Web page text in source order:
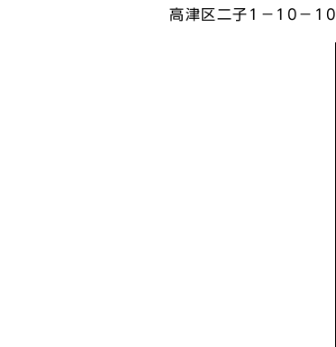
高津区二子1－10－10